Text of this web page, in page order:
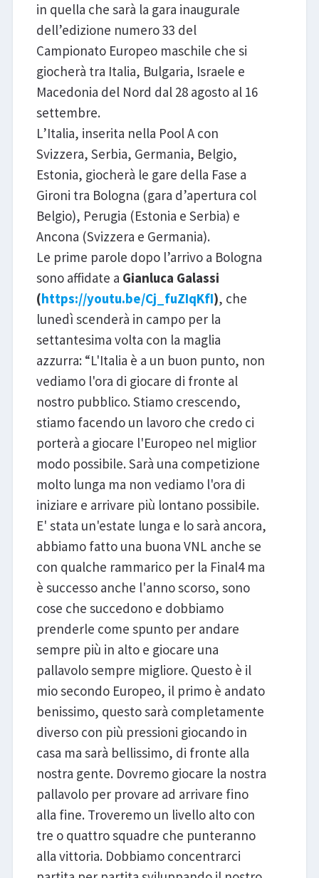
in quella che sarà la gara inaugurale
dell’edizione numero 33 del
Campionato Europeo maschile che si
giocherà tra Italia, Bulgaria, Israele e
Macedonia del Nord dal 28 agosto al 16
settembre.
L’Italia, inserita nella Pool A con
Svizzera, Serbia, Germania, Belgio,
Estonia, giocherà le gare della Fase a
Gironi tra Bologna (gara d’apertura col
Belgio), Perugia (Estonia e Serbia) e
Ancona (Svizzera e Germania).
Le prime parole dopo l’arrivo a Bologna
sono affidate a Gianluca Galassi
(https://youtu.be/Cj_fuZIqKfI), che
lunedì scenderà in campo per la
settantesima volta con la maglia
azzurra: “L'Italia è a un buon punto, non
vediamo l'ora di giocare di fronte al
nostro pubblico. Stiamo crescendo,
stiamo facendo un lavoro che credo ci
porterà a giocare l'Europeo nel miglior
modo possibile. Sarà una competizione
molto lunga ma non vediamo l'ora di
iniziare e arrivare più lontano possibile.
E' stata un'estate lunga e lo sarà ancora,
abbiamo fatto una buona VNL anche se
con qualche rammarico per la Final4 ma
è successo anche l'anno scorso, sono
cose che succedono e dobbiamo
prenderle come spunto per andare
sempre più in alto e giocare una
pallavolo sempre migliore. Questo è il
mio secondo Europeo, il primo è andato
benissimo, questo sarà completamente
diverso con più pressioni giocando in
casa ma sarà bellissimo, di fronte alla
nostra gente. Dovremo giocare la nostra
pallavolo per provare ad arrivare fino
alla fine. Troveremo un livello alto con
tre o quattro squadre che punteranno
alla vittoria. Dobbiamo concentrarci